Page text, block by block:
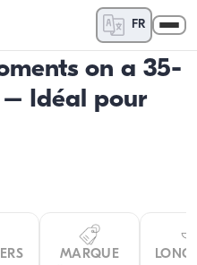
FR
on a 35-
– Idéal pour
MARQUE